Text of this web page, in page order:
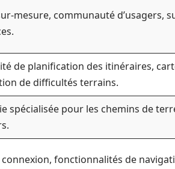
mesure, communauté d’usagers,
de planification des itinéraires,
de difficultés terrains.
spécialisée pour les chemins de
fonctionnalités de